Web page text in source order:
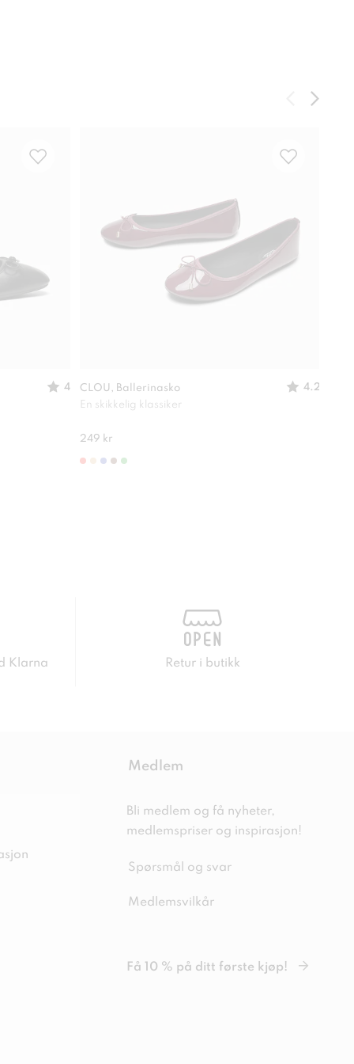
4
CLOU, Ballerinasko
4.2
En skikkelig klassiker
249 kr
Klarna Retur i butikk
Medlem
Bli medlem og få nyheter,
medlemspriser og inspirasjon!
Spørsmål og svar
Medlemsvilkår
Få 10 % på ditt første kjøp!